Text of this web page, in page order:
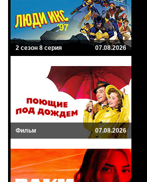
2 сезон 8 серия 07.08.2026
Фильм 07.08.2026